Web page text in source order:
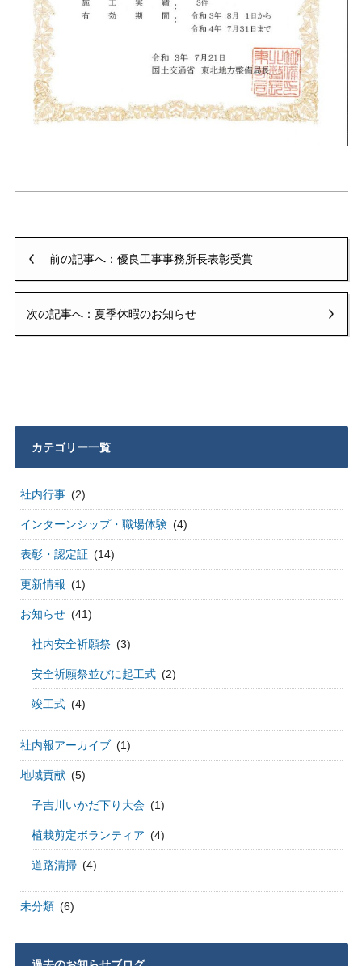
前の記事へ：優良工事事務所長表彰受賞
次の記事へ：夏季休暇のお知らせ
カテゴリー一覧
社内行事 (2)
インターンシップ・職場体験 (4)
表彰・認定証 (14)
更新情報 (1)
お知らせ (41)
社内安全祈願祭 (3)
安全祈願祭並びに起工式 (2)
竣工式 (4)
社内報アーカイブ (1)
地域貢献 (5)
子吉川いかだ下り大会 (1)
植栽剪定ボランティア (4)
道路清掃 (4)
未分類 (6)